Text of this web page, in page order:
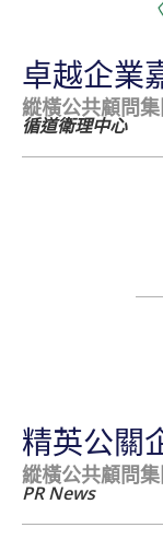
卓越企業
縱橫公共顧問
循道衛理中心
精英公關
縱橫公共顧問
PR News